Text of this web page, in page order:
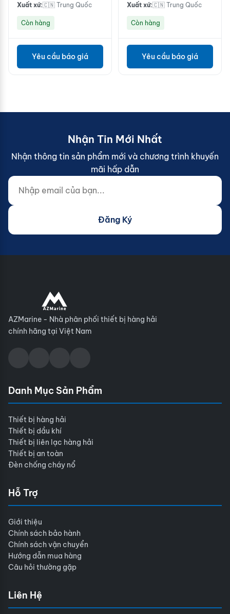
Xuất xứ:🇨🇳 Trung Quốc
Còn hàng
Yêu cầu báo giá
Xuất xứ:🇨🇳 Trung Quốc
Còn hàng
Yêu cầu báo giá
Nhận Tin Mới Nhất
Nhận thông tin sản phẩm mới và chương trình khuyến
mãi hấp dẫn
Nhập email của bạn...
Website (do not fill)
Đăng Ký
AZMarine - Nhà phân phối thiết bị hàng hải
chính hãng tại Việt Nam
Danh Mục Sản Phẩm
Thiết bị hàng hải
Thiết bị dầu khí
Thiết bị liên lạc hàng hải
Thiết bị an toàn
Đèn chống cháy nổ
Hỗ Trợ
Giới thiệu
Chính sách bảo hành
Chính sách vận chuyển
Hướng dẫn mua hàng
Câu hỏi thường gặp
Liên Hệ